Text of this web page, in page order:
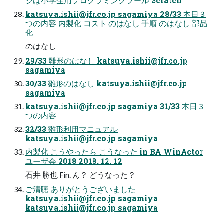
katsuya.ishii@jfr.co.jp sagamiya 28/33 本日３
つの内容 内製化 コスト のはなし 手順 のはなし 部品
化
のはなし
29/33 雛形のはなし katsuya.ishii@jfr.co.jp
sagamiya
30/33 雛形のはなし katsuya.ishii@jfr.co.jp
sagamiya
katsuya.ishii@jfr.co.jp sagamiya 31/33 本日３
つの内容
32/33 雛形利用マニュアル
katsuya.ishii@jfr.co.jp sagamiya
内製化 こうやったら こうなった in BA WinActor
ユーザ会 2018 2018. 12. 12
石井 勝也 Fin. ん？ どうなった？
ご清聴 ありがとうございました
katsuya.ishii@jfr.co.jp sagamiya
katsuya.ishii@jfr.co.jp sagamiya